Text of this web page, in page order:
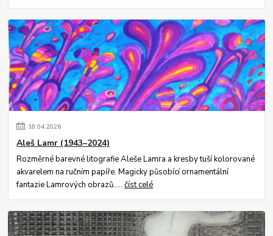
18.04.2026
Aleš Lamr (1943–2024)
Rozměrné barevné litografie Aleše Lamra a kresby tuší kolorované
akvarelem na ručním papíře. Magicky působící ornamentální
fantazie Lamrových obrazů.....číst celé